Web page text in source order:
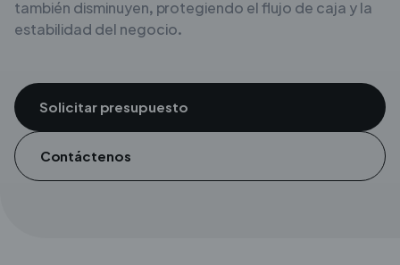
también disminuyen, protegiendo el flujo de caja yla
estabilidad del negocio.
Solicitar presupuesto
Contáctenos